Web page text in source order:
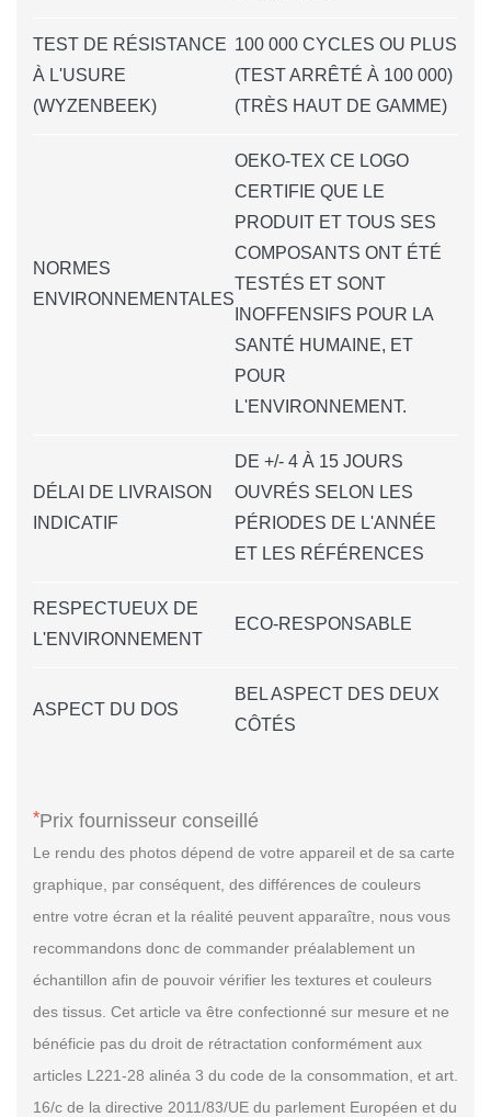
TEST DE RÉSISTANCE
À L'USURE
(WYZENBEEK)
100 000 CYCLES OU PLUS
(TEST ARRÊTÉ À 100 000)
(TRÈS HAUT DE GAMME)
NORMES
ENVIRONNEMENTALES
OEKO-TEX CE LOGO
CERTIFIE QUE LE
PRODUIT ET TOUS SES
COMPOSANTS ONT ÉTÉ
TESTÉS ET SONT
INOFFENSIFS POUR LA
SANTÉ HUMAINE, ET
POUR
L'ENVIRONNEMENT.
DÉLAI DE LIVRAISON
INDICATIF
DE +/- 4 À 15 JOURS
OUVRÉS SELON LES
PÉRIODES DE L'ANNÉE
ET LES RÉFÉRENCES
RESPECTUEUX DE
L'ENVIRONNEMENT
ECO-RESPONSABLE
ASPECT DU DOS
BEL ASPECT DES DEUX
CÔTÉS
*Prix fournisseur conseillé
Le rendu des photos dépend de votre appareil et de sa carte
graphique, par conséquent, des différences de couleurs
entre votre écran et la réalité peuvent apparaître, nous vous
recommandons donc de commander préalablement un
échantillon afin de pouvoir vérifier les textures et couleurs
des tissus. Cet article va être confectionné sur mesure et ne
bénéficie pas du droit de rétractation conformément aux
articles L221-28 alinéa 3 du code de la consommation, et art.
16/c de la directive 2011/83/UE du parlement Européen et du